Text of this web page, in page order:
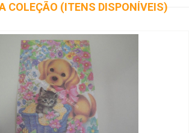
COLEÇÃO (ITENS DISPONÍVEIS)